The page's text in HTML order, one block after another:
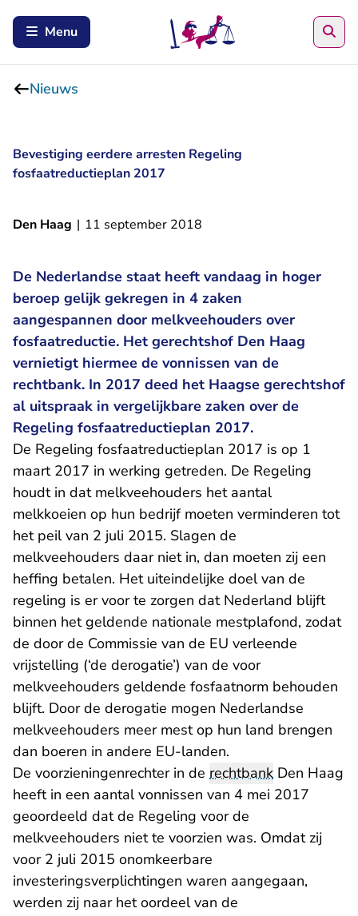
Menu
Nieuws
Bevestiging eerdere arresten Regeling
fosfaatreductieplan 2017
Den Haag | 11 september 2018
De Nederlandse staat heeft vandaag in hoger
beroep gelijk gekregen in 4 zaken
aangespannen door melkveehouders over
fosfaatreductie. Het gerechtshof Den Haag
vernietigt hiermee de vonnissen van de
rechtbank. In 2017 deed het Haagse gerechtshof
al uitspraak in vergelijkbare zaken over de
Regeling fosfaatreductieplan 2017.
De Regeling fosfaatreductieplan 2017 is op 1
maart 2017 in werking getreden. De Regeling
houdt in dat melkveehouders het aantal
melkkoeien op hun bedrijf moeten verminderen tot
het peil van 2 juli 2015. Slagen de
melkveehouders daar niet in, dan moeten zij een
heffing betalen. Het uiteindelijke doel van de
regeling is er voor te zorgen dat Nederland blijft
binnen het geldende nationale mestplafond, zodat
de door de Commissie van de EU verleende
vrijstelling (‘de derogatie’) van de voor
melkveehouders geldende fosfaatnorm behouden
blijft. Door de derogatie mogen Nederlandse
melkveehouders meer mest op hun land brengen
dan boeren in andere EU-landen.
De voorzieningenrechter in de rechtbank Den Haag
heeft in een aantal vonnissen van 4 mei 2017
geoordeeld dat de Regeling voor de
melkveehouders niet te voorzien was. Omdat zij
voor 2 juli 2015 onomkeerbare
investeringsverplichtingen waren aangegaan,
werden zij naar het oordeel van de